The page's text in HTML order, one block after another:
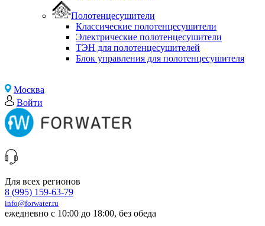
Полотенцесушители
Классические полотенцесушители
Электрические полотенцесушители
ТЭН для полотенцесушителей
Блок управления для полотенцесушителя
Москва
Войти
Для всех регионов
8 (995) 159-63-79
info@forwater.ru
ежедневно с 10:00 до 18:00, без обеда